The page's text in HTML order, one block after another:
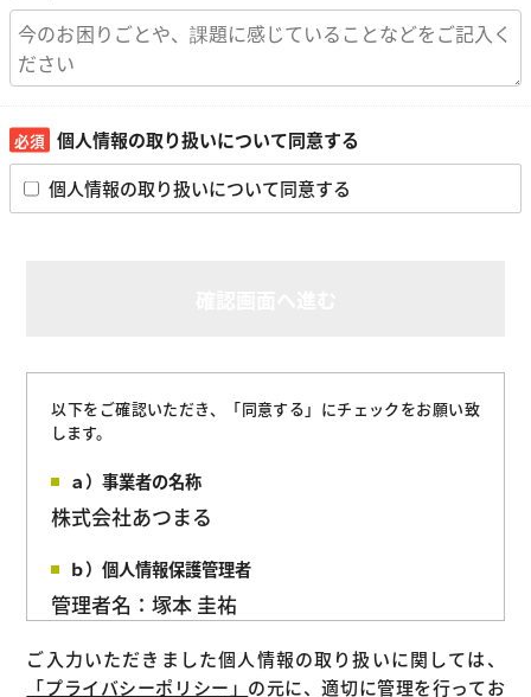
個人情報の取り扱いについて同意する
個人情報の取り扱いについて同意する
以下をご確認いただき、「同意する」にチェックをお願い致
します。
ａ）事業者の名称
株式会社あつまる
ｂ）個人情報保護管理者
管理者名：塚本 圭祐
連絡先：
ご入力いただきました個人情報の取り扱いに関しては、
「プライバシーポリシー」 の元に、適切に管理を行ってお